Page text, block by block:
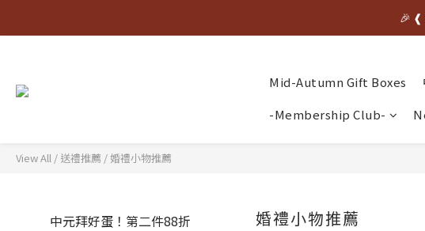
中秋先訂✦送
🎉 ❰
Mid-Autumn Gift Boxes
-Membership Club-
View All / 送禮推薦 /婚禮小物推薦
中元拜好蛋！第二件88折
婚禮小物推薦